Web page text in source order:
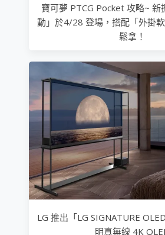
寶可夢 PTCG Pocket 攻略~ 新
動」於4/28 登場，搭配「外掛
鬆拿！
LG 推出「LG SIGNATURE
明真無線 4K